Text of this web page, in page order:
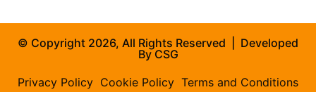
© Copyright 2026, All Rights Reserved | Developed
ByCSG
Privacy Policy Cookie Policy Terms and Conditions